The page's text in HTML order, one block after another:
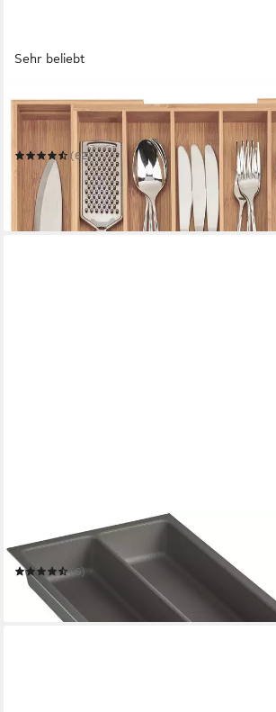
Sehr beliebt
Besteckeinsatz Flexibler
Schubladen- und Besteckorganizer
(62)
19,95 € UVP39,95 €
-50%
in 2-3 Werktagen bei dir
Besteckeinsatz nobilia Zubehör
(6)
ab 8,59 €
lieferbar in 5 Wochen